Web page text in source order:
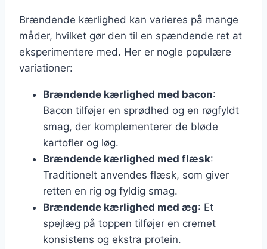
Brændende kærlighed kan varieres på mange
måder, hvilket gør den til en spændende ret at
eksperimentere med. Her er nogle populære
variationer:
Brændende kærlighed med bacon:
Bacon tilføjer en sprødhed og en røgfyldt
smag, der komplementerer de bløde
kartofler og løg.
Brændende kærlighed med flæsk:
Traditionelt anvendes flæsk, som giver
retten en rig og fyldig smag.
Brændende kærlighed med æg: Et
spejlæg på toppen tilføjer en cremet
konsistens og ekstra protein.